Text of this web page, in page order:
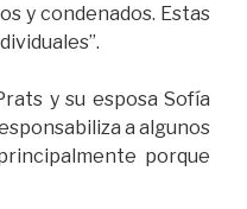
y condenados. Estas
y su esposa Sofía
a algunos
porque